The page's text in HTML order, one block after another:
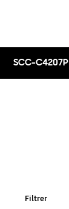
SCC-C4207P
Filtrer